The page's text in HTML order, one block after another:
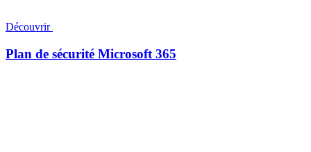
Découvrir
Plan de sécurité Microsoft 365